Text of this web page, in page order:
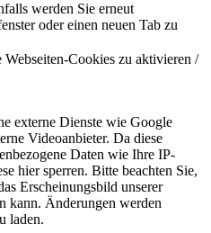
werden Sie erneut
oder einen neuen Tab zu
Cookies zu aktivieren /
externe Dienste wie Google
Videoanbieter. Da diese
Daten wie Ihre IP-
hier sperren. Bitte beachten Sie,
Erscheinungsbild unserer
kann. Änderungen werden
laden.